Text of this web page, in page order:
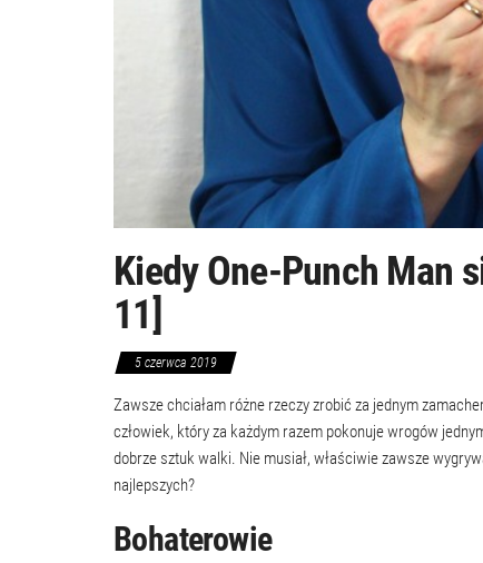
Kiedy One-Punch Man
11]
5 czerwca 2019
Zawsze chciałam różne rzeczy zrobić za jednym
człowiek, który za każdym razem pokonuje wrogów
dobrze sztuk walki. Nie musiał, właściwie zawsze
najlepszych?
Bohaterowie